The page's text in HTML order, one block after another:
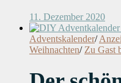
11. Dezember 2020
Adventskalender/
Weihnachten/ Zu Gast